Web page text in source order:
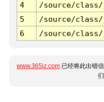
4
/source/
5
/source/
6
/source/
www.365jz.com 已经将此出错